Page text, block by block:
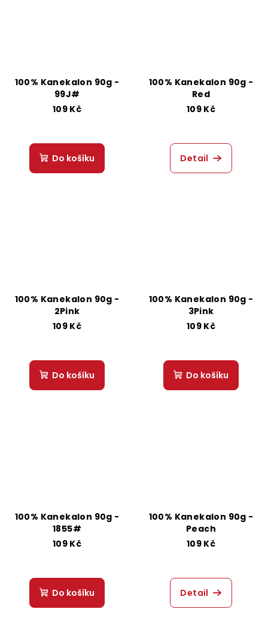
100% Kanekalon 90g -
99J#
109 Kč
Do košíku
100% Kanekalon 90g -
Red
109 Kč
Detail
100% Kanekalon 90g -
2Pink
109 Kč
Do košíku
100% Kanekalon 90g -
3Pink
109 Kč
Do košíku
100% Kanekalon 90g -
1855#
109 Kč
Do košíku
100% Kanekalon 90g -
Peach
109 Kč
Detail